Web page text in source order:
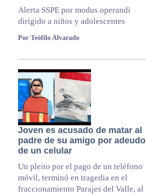
Alerta SSPE por modus operandi
dirigido a niños y adolescentes
Por Teófilo Alvarado
Joven es acusado de matar al
padre de su amigo por adeudo
de un celular
Un pleito por el pago de un teléfono
móvil, terminó en tragedia en el
fraccionamiento Parajes del Valle, al